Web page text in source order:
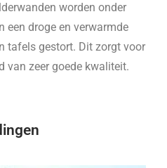
worden onder
een droge en verwarmde
tafels gestort. Dit zorgt voor
van zeer goede kwaliteit.